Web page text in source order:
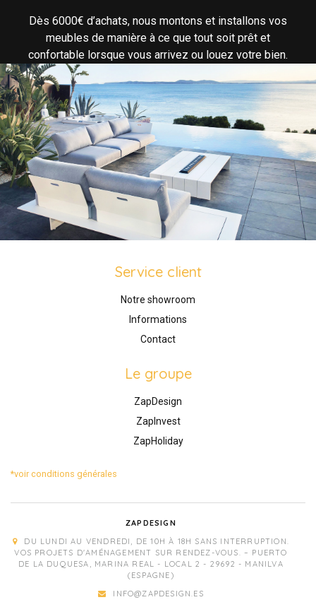
Dès 6000€ d’achats, nous montons et installons vos
meubles de manière à ce que tout soit prêt et
confortable lorsque vous arrivez ou louez votre bien.
Service client
Notre showroom
Informations
Contact
Le groupe
ZapDesign
ZapInvest
ZapHoliday
*voir conditions générales
ZAPDESIGN
DU LUNDI AU VENDREDI, DE 10H À 18H SANS INTERRUPTION.
VOS PROJETS D'AMÉNAGEMENT SUR RENDEZ-VOUS. – PUERTO
DE LA DUQUESA, MARINA REAL - LOCAL 2 - 29692 - MANILVA
(ESPAGNE)
INFO@ZAPDESIGN.ES